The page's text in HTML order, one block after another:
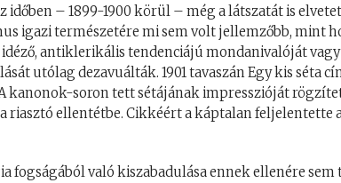
időben – 1899-1900 körül – még a látszatát is
igazi természetére mi sem volt jellemzőbb, mint
antiklerikális tendenciájú mondanivalóját
utólag dezavuálták. 1901 tavaszán Egy kis séta
kanonok-soron tett sétájának impresszióját
riasztó ellentétbe. Cikkéért a káptalan feljelentette
fogságából való kiszabadulása ennek ellenére